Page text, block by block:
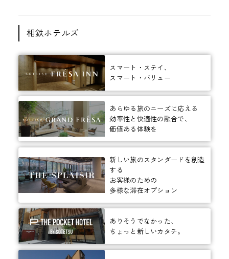
相鉄ホテルズ
スマート・ステイ、
スマート・バリュー
あらゆる旅のニーズに応える
効率性と快適性の融合で、
価値ある体験を
新しい旅のスタンダードを創造
する
お客様のための
多様な滞在オプション
ありそうでなかった、
ちょっと新しいカタチ。